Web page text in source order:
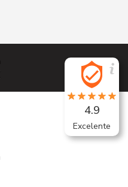
4.9
Excelente